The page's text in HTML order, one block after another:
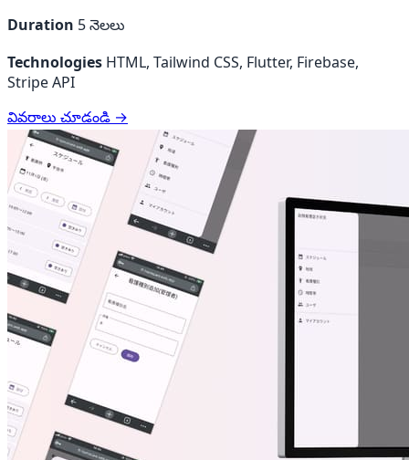
Duration 5 నెలలు
Technologies HTML, Tailwind CSS, Flutter, Firebase,
Stripe API
వివరాలు చూడండి →